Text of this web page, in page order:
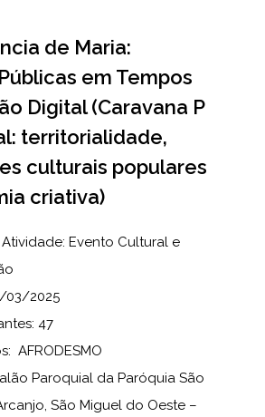
de Maria:
em Tempos
Digital (Caravana P
territorialidade,
culturais populares
criativa)
Evento Cultural e
/03/2025
47
AFRODESMO
Paroquial da Paróquia São
São Miguel do Oeste –